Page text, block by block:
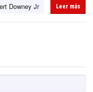
Downey Jr Leer más